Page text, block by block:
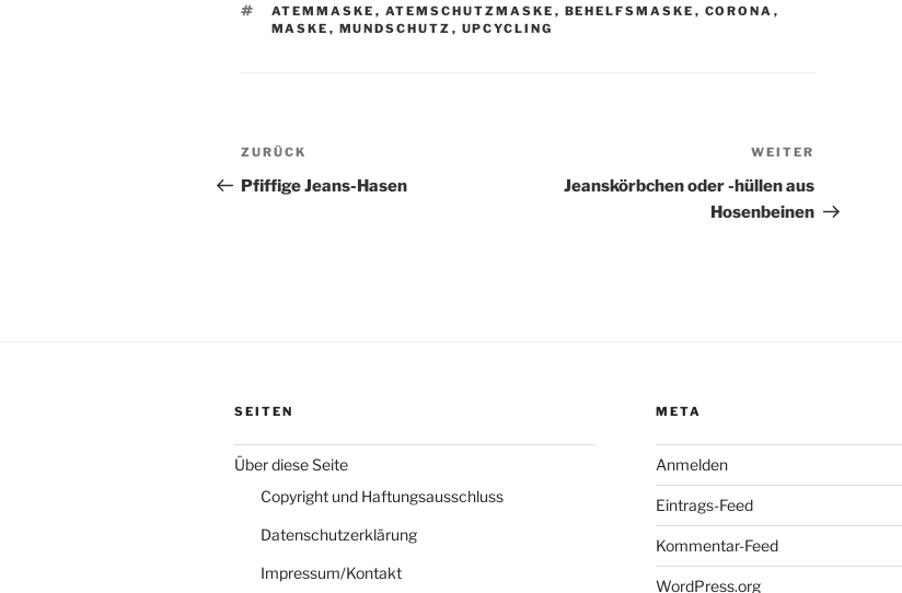
SCHLAGWÖRTER
ATEMMASKE , ATEMSCHUTZMASKE , BEHELFSMASKE , CORONA ,
MASKE , MUNDSCHUTZ , UPCYCLING
Beitragsnavigation
Vorheriger
Beitrag
ZURÜCK
Pfiffige Jeans-Hasen
Beitrag
WEITER
Jeanskörbchen oder -hüllen aus
Hosenbeinen
SEITEN
Über diese Seite
Copyright und Haftungsausschluss
Datenschutzerklärung
Impressum/Kontakt
META
Anmelden
Eintrags-Feed
Kommentar-Feed
WordPress.org